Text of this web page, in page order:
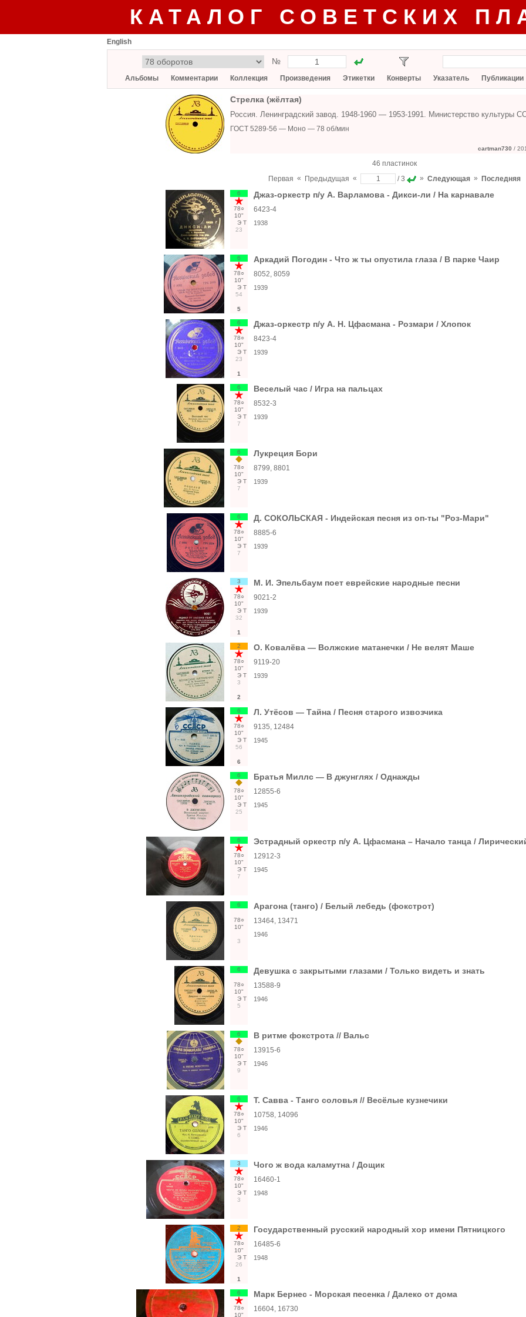
КАТАЛОГ СОВЕТСКИХ
English
№
Альбомы Комментарии Коллекция Произведения Этикетки Конверты Указатель Публикации
Стрелка (жёлтая)
Россия. Ленинградский завод. 1948-1960 — 1953-1991. Министерство культуры
ГОСТ 5289-56 — Моно — 78 об/мин
cartman730 /
46 пластинок
Первая « Предыдущая « / 3 » Следующая » Последняя
6
78○
10"
Э Т
23
Джаз-оркестр п/у А. Варламова - Дикси-ли / На карнавале
6423-4
1938
6
78○
10"
Э Т
54
5
Аркадий Погодин - Что ж ты опустила глаза / В парке Чаир
8052, 8059
1939
6
78○
10"
Э Т
23
1
Джаз-оркестр п/у А. Н. Цфасмана - Розмари / Хлопок
8423-4
1939
6
78○
10"
Э Т
7
Веселый час / Игра на пальцах
8532-3
1939
6
78○
10"
Э Т
7
Лукреция Бори
8799, 8801
1939
6
78○
10"
Э Т
7
Д. СОКОЛЬСКАЯ - Индейская песня из оп-ты "Роз-Мари"
8885-6
1939
3
78○
10"
Э Т
32
1
М. И. Эпельбаум поет еврейские народные песни
9021-2
1939
2
78○
10"
Э Т
3
2
О. Ковалёва — Волжские матанечки / Не велят Маше
9119-20
1939
6
78○
10"
Э Т
56
6
Л. Утёсов — Тайна / Песня старого извозчика
9135, 12484
1945
6
78○
10"
Э Т
25
Братья Миллс — В джунглях / Однажды
12855-6
1945
6
78○
10"
Э Т
7
Эстрадный оркестр п/у А. Цфасмана – Начало танца /
12912-3
1945
6
78○
10"
3
Арагона (танго) / Белый лебедь (фокстрот)
13464, 13471
1946
6
78○
10"
Э Т
5
Девушка с закрытыми глазами / Только видеть и знать
13588-9
1946
6
78○
10"
Э Т
9
В ритме фокстрота // Вальс
13915-6
1946
6
78○
10"
Э Т
6
Т. Савва - Танго соловья // Весёлые кузнечики
10758, 14096
1946
3
78○
10"
Э Т
3
Чого ж вода каламутна / Дощик
16460-1
1948
2
78○
10"
Э Т
26
1
Государственный русский народный хор имени Пятницкого
16485-6
1948
6
78○
10"
Марк Бернес - Морская песенка / Далеко от дома
16604, 16730